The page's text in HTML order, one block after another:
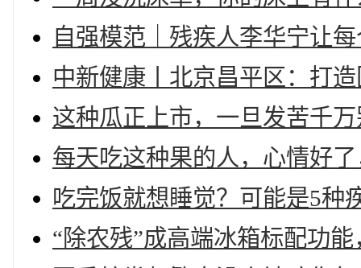
自强模范｜残疾人李华宁让
中新健康丨北京昌平区：打
这种瓜正上市，一旦发苦千
每天吃这种果的人，心情好
吃完饭就想睡觉？可能是5种
“除农残”成高端冰箱标配功